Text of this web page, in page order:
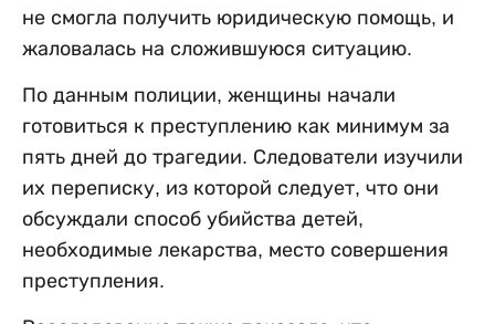
не смогла получить юридическую помощь, и
жаловалась на сложившуюся ситуацию.
По данным полиции, женщины начали
готовиться к преступлению как минимум за
пять дней до трагедии. Следователи изучили
их переписку, из которой следует, что они
обсуждали способ убийства детей,
необходимые лекарства, место совершения
преступления.